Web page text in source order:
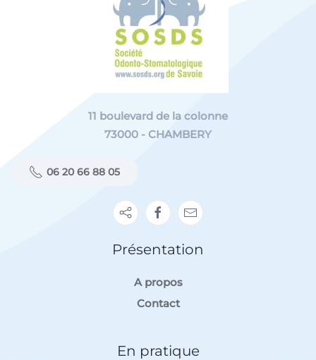
11 boulevard de la colonne
73000 - CHAMBERY
06 20 66 88 05
Présentation
A propos
Contact
En pratique